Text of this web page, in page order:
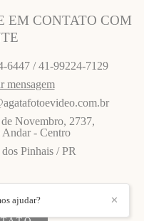
EM CONTATO COM
6447 / 41-99224-7129
mensagem
Novembro, 2737,
Andar - Centro
dos Pinhais / PR
✕
ajudar?